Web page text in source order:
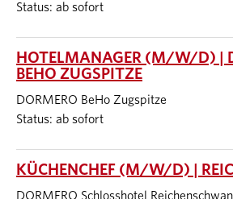
Status: ab sofort
HOTELMANAGER (M/W/D) |
BEHO ZUGSPITZE
DORMERO BeHo Zugspitze
Status: ab sofort
KÜCHENCHEF (M/W/D) |
DORMERO Schlosshotel